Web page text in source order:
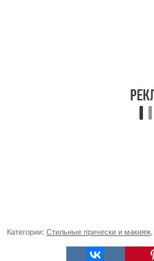
Категории: Стильные прически и макияж